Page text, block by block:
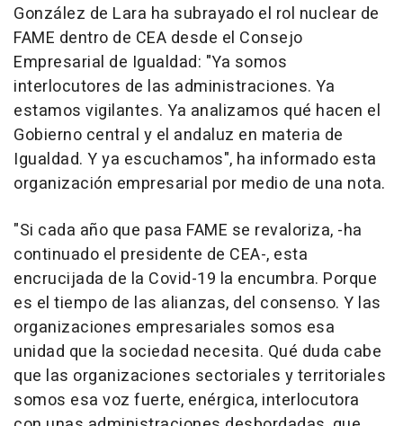
González de Lara ha subrayado el rol nuclear de
FAME dentro de CEA desde el Consejo
Empresarial de Igualdad: "Ya somos
interlocutores de las administraciones. Ya
estamos vigilantes. Ya analizamos qué hacen el
Gobierno central y el andaluz en materia de
Igualdad. Y ya escuchamos", ha informado esta
organización empresarial por medio de una nota.
"Si cada año que pasa FAME se revaloriza, -ha
continuado el presidente de CEA-, esta
encrucijada de la Covid-19 la encumbra. Porque
es el tiempo de las alianzas, del consenso. Y las
organizaciones empresariales somos esa
unidad que la sociedad necesita. Qué duda cabe
que las organizaciones sectoriales y territoriales
somos esa voz fuerte, enérgica, interlocutora